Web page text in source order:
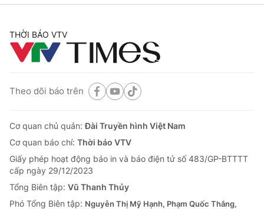
THỜI BÁO VTV
Theo dõi báo trên
Cơ quan chủ quản:Đài Truyền hình Việt Nam
Cơ quan báo chí: Thời báo VTV
Giấy phép hoạt động báo in và báo điện tử số 483/GP-BTTTT
cấp ngày 29/12/2023
Tổng Biên tập: Vũ Thanh Thủy
Phó Tổng Biên tập: Nguyễn Thị Mỹ Hạnh, Phạm Quốc Thắng,